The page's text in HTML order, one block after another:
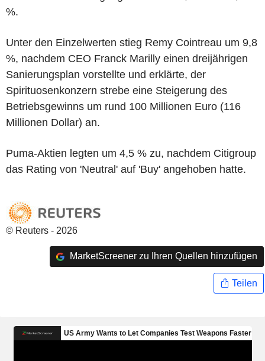
%.
Unter den Einzelwerten stieg Remy Cointreau um 9,8
%, nachdem CEO Franck Marilly einen dreijährigen
Sanierungsplan vorstellte und erklärte, der
Spirituosenkonzern strebe eine Steigerung des
Betriebsgewinns um rund 100 Millionen Euro (116
Millionen Dollar) an.
Puma-Aktien legten um 4,5 % zu, nachdem Citigroup
das Rating von 'Neutral' auf 'Buy' angehoben hatte.
© Reuters - 2026
MarketScreener zu Ihren Quellen hinzufügen
Teilen